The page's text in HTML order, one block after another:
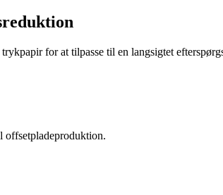
for at tilpasse til en langsigtet
offsetpladeproduktion.